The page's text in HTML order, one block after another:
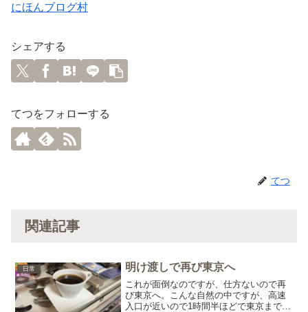
にほんブログ村
シェアする
てつをフォローする
てつ
関連記事
日常 明け渡しで再び東京へ
これが面倒なのですが、仕方ないので再
び東京へ。こんな自然の中ですが、高速
入口が近いので1時間半ほどで東京まで行